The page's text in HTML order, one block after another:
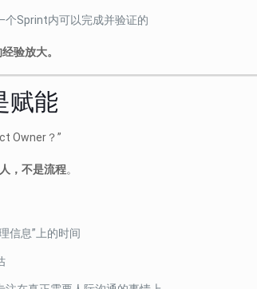
个Sprint内可以完成并验证的
验放大。
赋能
Owner？”
，不是流程。
信息”上的时间